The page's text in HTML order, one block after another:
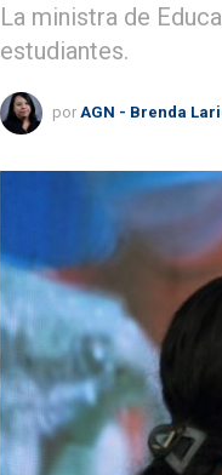
La ministra de
estudiantes.
por AGN - Brenda